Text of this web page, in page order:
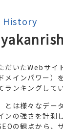
History
だいたWebサイ
メインパワー）
ランキングして
とは様々なデー
ンの強さを計測
の観点から、